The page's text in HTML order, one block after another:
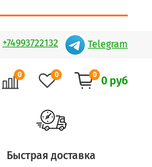
+74993722132 Telegram
0 0 0 0 руб
Быстрая доставка